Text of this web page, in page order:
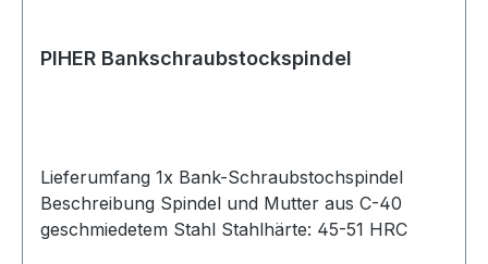
PIHER Bankschraubstockspindel
Lieferumfang 1x Bank-Schraubstochspindel
Beschreibung Spindel und Mutter aus C-40
geschmiedetem Stahl Stahlhärte: 45-51 HRC